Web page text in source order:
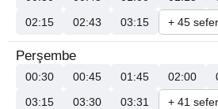
02:15
02:43 03:15 + 45 sefer
Perşembe
00:30 00:45 01:45 02:00
03:15
03:30 03:31 + 41 sefer